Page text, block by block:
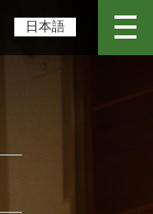
日本語